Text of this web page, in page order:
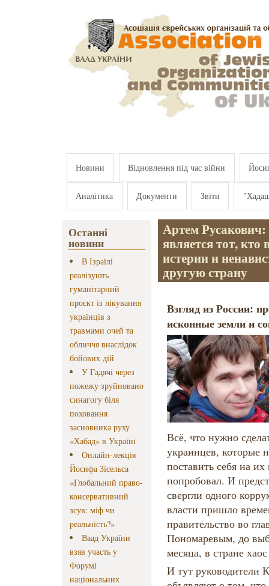
Новини Відновлення під час війни
Аналітика Документи Звіти
Останні
новини
В Ізраїлі
реалізують
гуманітарний
проєкт із лікування
українців з
травмами очей та
обличчя внаслідок
бойових дій
У Гадячі через
пожежу зруйновано
синагогу біля
поховання
засновника руху
«Хабад» в Україні
Онлайн-лекція
Йосифа Зісельса
«Глобальний право-
консервативний
зсув: міф чи
реальність?»
Ваад України
взяв участь у
Форумі
національних
Артем
является тот, кто
истерии и
другую страну
Взгляд из России:
исконные земли и
Всё, что нужно
украинцев, которые
поставить себя на
попробовал. И
свергли одного
власти пришло
правительство во
Пономаревым, до
месяца, в стране
И тут руководители Китая и Финляндии громогласно объявляют о том, что в России у власти фашисты — на том лишь основании, что в общенародном восстании, помимо левых, либералов, рабочих, предпринимателей и интеллигенции, участвовали еще и активисты Славянского Союза и Движения Против Нелегальной Иммиграции, а их вооруженные группировки новые власти еще не могут разоружить из-за царящей анархии. Финляндия тут же вводит войска в Карелию и Выборг, а Китай — в Приморье. Китай обещает приморцам, что отменит все эти дурацкие пошлины на подержанные японские иномарки, построит отличные автомобильные и железные дороги, расстреляет всех чиновников-взяточников и даст беспроцентные кредиты фермерам и предпринимателям. Китайцев, конечно, там недолюбливают, но Москву ненавидят еще больше. Ну а жителей Карелии и убеждать ни в чем не надо: большинство были в Финляндии и могут сравнить, где им будет лучше. В этих регионах проходят референдумы, карелы и приморцы дружно голосуют за присоединение к указанным странам. А может и не дружно — фиг разберешь, китайцы-то вообще альтернативные выборы не умеют проводить, у них всегда 99% избирателей голосуют за коммунистическую партию. Тем временем финны и китайцы не успокаиваются и засылают в другие приграничные регионы России оружие и военных. В Хабаровске, Благовещенске, Улан-Удэ, Мурманске, Архангельске и других городах на митингах, собравших меньше одного процента городского населения, местных авторитетных бизнесменов провозглашают «народными мэрами». Эти самопровозглашенные мэры сразу создают вооруженные отряды и перестают подчиняться центральной власти. А когда российские власти пытаются подавить сепаратизм, то финские и китайские дипломаты выражают возмущение: «На каком основании российские войска находятся в Мурманске и Архангельске?», — гремит на заседании ООН представитель Финляндии. «Хабаровские и благовещенские патриоты не сдаются и ведут борьбу с фашистской московской хунтой!», — вещает на Сибирь на русском языке китайское телевидение. В Санкт-Петербурге, где фанаты «Зенита» и «Спартака» собрались провести по Невскому проспекту шествие за сохранение России с криками «*имя премьера Финляндии* — *неприличное слово*», на их митинг нападают с оружием профинлядские активисты. Разъяренные фанаты дают им сдачи и идут громить лагерь сторонников присоединения к Финляндии, который вот уже несколько недель находится на Исаакиевской площади. Профинляндские активисты отступают в гостиницу «Астория», отстреливаются с крыши, фанаты закидывают их бутылками с зажигательной смесью. Происходит пожар, в котором гибнет несколько десятков человек. И тут финские журналисты и блогеры пишут: «Вот видите! Правильно мы Карелию заняли. Иначе бы с ее жителями сделали то же самое». Не очень реалистично? Безусловно. У России есть ядерное оружие, и на нас никто нападать таким наглым образом не будет. Хотя, если что, в советские годы был анекдот: «Из сводки новостей 2000-го года: "на китайско-финляндской границе все спокойно"». Ну, а вот украинцам анекдот про русско-молдавскую границу, думаю, уже не кажется смешным. Теперь пару слов про «исконно русские земли». Граждане, нет никаких исконных земель, а то, что вы называете исконным, таковым, скорее всего, не является! Как говорил наш преподаватель по географии в университете: «Исконные обитатели земли — это ее предпоследние обитатели». У нас у самих полно территорий, которые сложно назвать исконно русскими и которыми мы владеем на самых разных основаниях. «Вы нам, гады, еще за Итуруп и Кунашир ответите!», — скажут японцы. «Почему мы должны соблюдать дурацкий Пекинский договор, который подписал в 1860 г. какой-то тупой Айсиньгеро Исинь! Его небось русские напоили. Да и вообще мало ли когда мы с кем какие договора подписывали!», — рассудят китайцы. «Русские православные фашисты наверняка перережут наших братьев-буддистов в Бурятии и Туве, мы должны их защитить!», – решат